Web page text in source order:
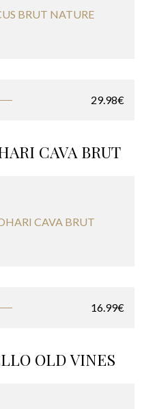
29.98€
CAVA BRUT
16.99€
OLD VINES